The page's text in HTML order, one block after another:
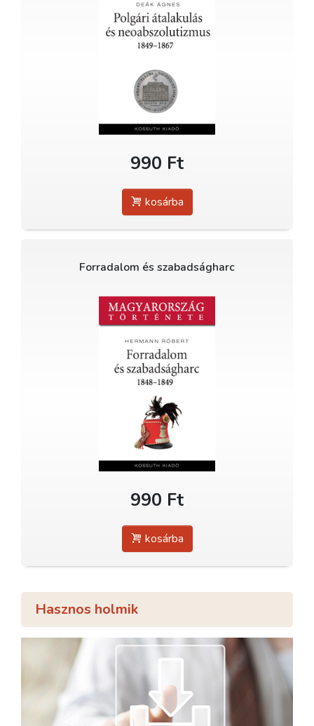
990 Ft
kosárba
Forradalom és szabadságharc
990 Ft
kosárba
Hasznos holmik